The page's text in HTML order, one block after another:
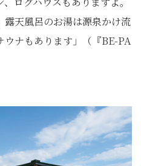
天風呂のお湯は源泉かけ流
ウナもあります」（『BE-PA